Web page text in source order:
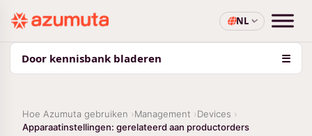
NL
Door kennisbank bladeren ☰
Hoe Azumuta gebruiken Management
Devices
Apparaatinstellingen: gerelateerd aan productorders